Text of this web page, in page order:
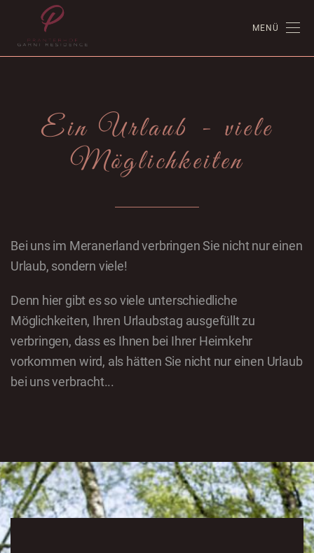
MENÜ
Ein Urlaub - viele
Möglichkeiten
Bei uns im Meranerland verbringen Sie nicht nur einen
Urlaub, sondern viele!
Denn hier gibt es so viele unterschiedliche
Möglichkeiten, Ihren Urlaubstag ausgefüllt zu
verbringen, dass es Ihnen bei Ihrer Heimkehr
vorkommen wird, als hätten Sie nicht nur einen Urlaub
bei uns verbracht...